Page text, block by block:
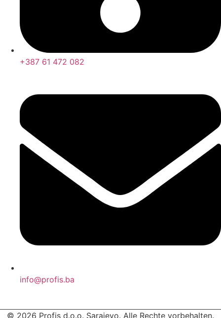
+387 61 472 082
info@profis.ba
© 2026 Profis d.o.o. Sarajevo. Alle Rechte vorbehalten.